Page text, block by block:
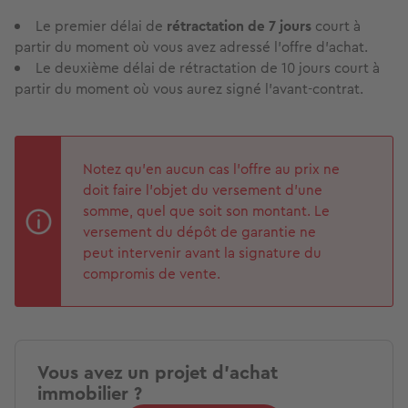
Le premier délai de rétractation de 7 jours court à
partir du moment où vous avez adressé l’offre d’achat.
Le deuxième délai de rétractation de 10 jours court à
partir du moment où vous aurez signé l’avant-contrat.
Notez qu’en aucun cas l’offre au prix ne
doit faire l’objet du versement d’une
somme, quel que soit son montant. Le
versement du dépôt de garantie ne
peut intervenir avant la signature du
compromis de vente.
Vous avez un projet d'achat
immobilier ?